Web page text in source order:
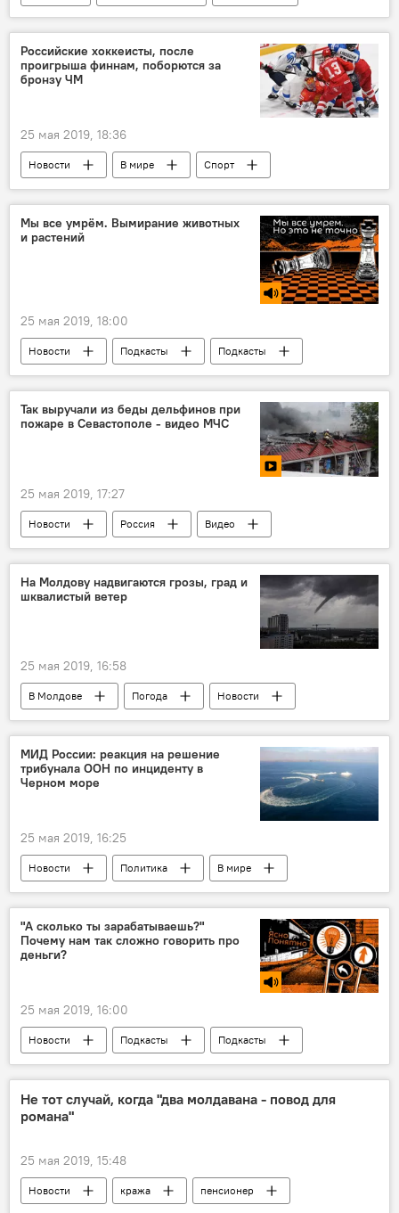
Российские хоккеисты, после
проигрыша финнам, поборются за
бронзу ЧМ
25 мая 2019, 18:36
Новости В мире Спорт
Мы все умрём. Вымирание животных
и растений
25 мая 2019, 18:00
Новости Подкасты
Подкасты
Подкасты РИА Новости
Так выручали из беды дельфинов при
пожаре в Севастополе - видео МЧС
25 мая 2019, 17:27
Новости Россия
Видео
Мультимедиа
На Молдову надвигаются грозы, град и
шквалистый ветер
25 мая 2019, 16:58
В Молдове Погода
Новости
ливень
град
ветер
желтый код
МИД России: реакция на решение
трибунала ООН по инциденту в
Черном море
25 мая 2019, 16:25
Новости Политика
В мире
Россия
"А сколько ты зарабатываешь?"
Почему нам так сложно говорить про
деньги?
25 мая 2019, 16:00
Новости Подкасты
Подкасты
Подкасты РИА Новости
Не тот случай, когда "два молдавана - повод для
романа"
25 мая 2019, 15:48
Новости кража
пенсионер